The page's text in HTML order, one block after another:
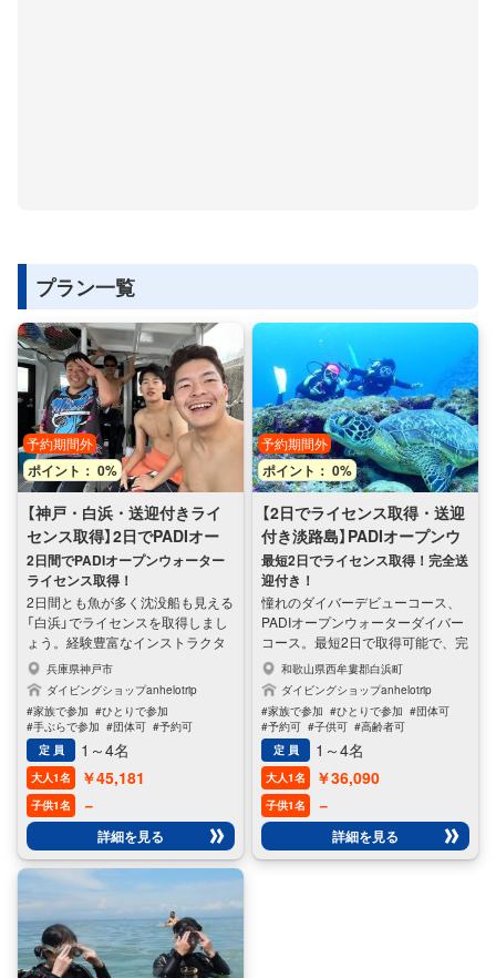
プラン一覧
ポイント： 0%
予約期間外
【神戸・白浜・送迎付きライ
センス取得】2日でPADIオー
プンウォーターライセンス取
得
2日間でPADIオープンウォーター
ライセンス取得！
2日間とも魚が多く沈没船も見える
「白浜」でライセンスを取得しまし
ょう。経験豊富なインストラクタ
ーが、送迎付きで丁寧に指導いた
します。PADIオープンウォーター
ライセンスは、世界共通の国際ラ
イセンスです。このコースを修了
すると、ダイビングの基礎知識と
スキルを習得し、インストラクタ
ーの引率のもと、水深18mまでの
ダイビングが可能になります。初
心者の方でも安心してご参加いた
だけるよう、少人数制で丁寧に指
導いたします。美しい海の世界を
体験し、新しい趣味を見つけませ
んか？
兵庫県神戸市
ダイビングショップanhelotrip
#家族で参加 #ひとりで参加
#手ぶらで参加 #団体可 #予約可
#子供可 #高齢者可
#子供に人気
#女性に人気
定 員 1～4名
大人1名 ￥45,181
子供1名 －
詳細を見る
ポイント： 0%
予約期間外
【2日でライセンス取得・送迎
付き淡路島】PADIオープンウ
ォータコース
最短2日でライセンス取得！完全送
迎付き！
憧れのダイバーデビューコース、
PADIオープンウォーターダイバー
コース。最短2日で取得可能で、完
全送迎付きです。世界一の信頼度
を誇るPADIのライセンスを取得で
きます。ダイビングの楽しみはス
クール選びで大きく変わります。
ダイビングショップanhelotripは、
世界最大のダイビング団体「PADI」
の公認ショップで、完全送迎のダ
イビングショップです。「最高のサ
ービス」で「最高の体験」をお客様
に提供し、憧れを叶えます。追加
費用一切なし、押し売り一切な
和歌山県西牟婁郡白浜町
ダイビングショップanhelotrip
#家族で参加 #ひとりで参加 #団体可
#予約可 #子供可 #高齢者可
#ペット可 #家族に人気
#男性に人気
定 員 1～4名
大人1名 ￥36,090
子供1名 －
詳細を見る